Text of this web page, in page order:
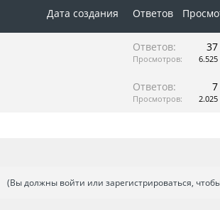
Дата создания Ответов
Ответов: 37
Просмотров: 6.525
Ответов: 7
Просмотров: 2.025
(Вы должны войти или зарегистрироваться,